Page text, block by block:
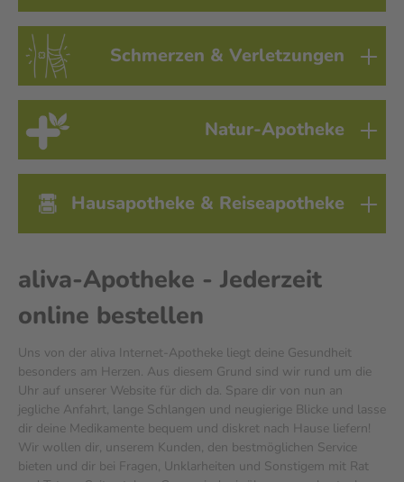
aliva-Apotheke - Jederzeit
online bestellen
Uns von der aliva Internet-Apotheke liegt deine Gesundheit
besonders am Herzen. Aus diesem Grund sind wir rund um die
Uhr auf unserer Website für dich da. Spare dir von nun an
jegliche Anfahrt, lange Schlangen und neugierige Blicke und lasse
dir deine Medikamente bequem und diskret nach Hause liefern!
Wir wollen dir, unserem Kunden, den bestmöglichen Service
bieten und dir bei Fragen, Unklarheiten und Sonstigem mit Rat
Schmerzen & Verletzungen
Natur-Apotheke
Hausapotheke & Reiseapotheke